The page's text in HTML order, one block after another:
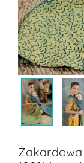
Żakardowa